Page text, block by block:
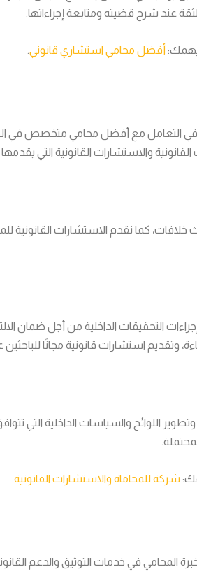
عند شرح قضيته ومتابعة إجراءاتها.
أفضل محامي استشاري قانوني
في التعامل مع أفضل محامي متخصص في
والاستشارات القانونية التي
كما نقدم الاستشارات القانونية
الداخلية من أجل ضمان
استشارات قانونية مجانًا للباحثين
والسياسات الداخلية التي
شركة للمحاماة والاستشارات القانونية
في خدمات التوثيق والدعم